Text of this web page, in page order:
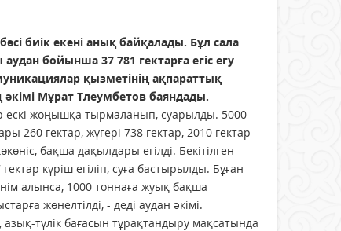
биік екені анық байқалады. Бұл сала
бойынша 37 781 гектарға егiс егу
қызметінің ақпараттық
Мұрат Тлеумбетов баяндады.
ескі жоңышқа тырмаланып, суарылды. 5000
260 гектар, жүгері 738 гектар, 2010 гектар
бақша дақылдары егілді. Бекітілген
күріш егіліп, суға бастырылды. Бұған
алынса, 1000 тоннаға жуық бақша
жөнелтілді, - деді аудан әкімі.
түлік бағасын тұрақтандыру мақсатында